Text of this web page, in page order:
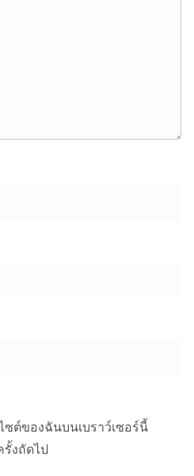
ต์ของฉันบนเบราว์เซอร์นี้
งถัดไป